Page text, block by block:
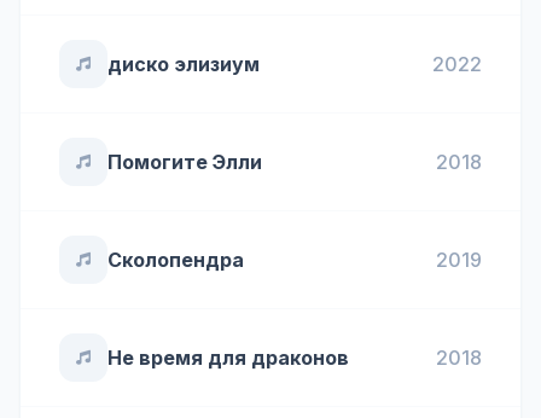
диско элизиум 2022
Помогите Элли 2018
Сколопендра 2019
Не время для драконов 2018